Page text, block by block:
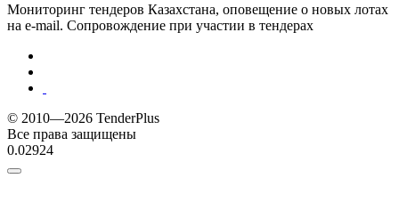
Мониторинг тендеров Казахстана, оповещение о новых лотах
на e-mail. Сопровождение при участии в тендерах
© 2010—2026 TenderPlus
Все права защищены
0.02924